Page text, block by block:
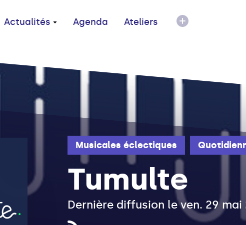
Actualités Agenda Ateliers
Musicales éclectiques
Tumulte
Dernière diffusion le ven. 29 mai